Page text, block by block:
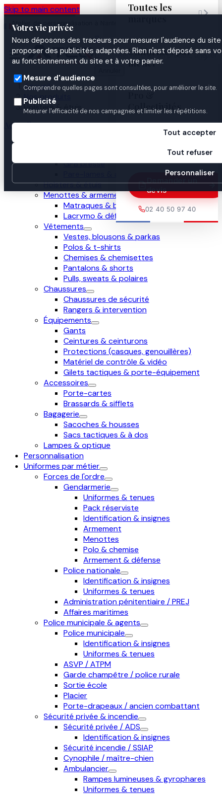
Skip to main content
Votre vie privée
Nous déposons des traceurs pour mesurer l'audience du
proposer des publicités adaptées. Rien n'est déposé sans
au fonctionnement du site et à votre panier.
Mesure d'audience
Comprendre quelles pages sont consultées, pour améliorer le site.
Publicité
Mesurer l'efficacité de nos campagnes et limiter les répétitions.
Tout accepter
Tout refuser
Personnaliser
Atelier de personnalisation à Nantes
depuis 2003


Toutes les
marques

Uniformes par
métier
Pro &
Collectivités
Demander un
devis
02 40 50 97 40
Accueil
Nos produits
Holsters & étuis
Accueil
GPB presse
Holsters & étuis
Menottes & armement
Matraques & bâtons
Lacrymo & défense
Vêtements
Vestes, blousons & parkas
Polos & t-shirts
Chemises & chemisettes
Pantalons & shorts
Pulls, sweats & polaires
Chaussures
Chaussures de sécurité
Rangers & intervention
Équipements
Gants
Ceintures & ceinturons
Protections (casques, genouillères)
Matériel de contrôle & vidéo
Gilets tactiques & porte-équipement
Accessoires
Porte-cartes
Brassards & sifflets
Bagagerie
Sacoches & housses
Sacs tactiques & à dos
Lampes & optique
Personnalisation
Uniformes par métier
Forces de l'ordre
Gendarmerie
Uniformes & tenues
Pack réserviste
Identification & insignes
Armement
Menottes
Polo & chemise
Armement & défense
Police nationale
Identification & insignes
Uniformes & tenues
Administration pénitentiaire / PREJ
Affaires maritimes
Police municipale & agents
Police municipale
Identification & insignes
Uniformes & tenues
ASVP / ATPM
Garde champêtre / police rurale
Sortie école
Placier
Porte-drapeaux / ancien combattant
Sécurité privée & incendie
Sécurité privée / ADS
Identification & insignes
Sécurité incendie / SSIAP
Cynophile / maître-chien
Ambulancier
Rampes lumineuses & gyrophares
Uniformes & tenues